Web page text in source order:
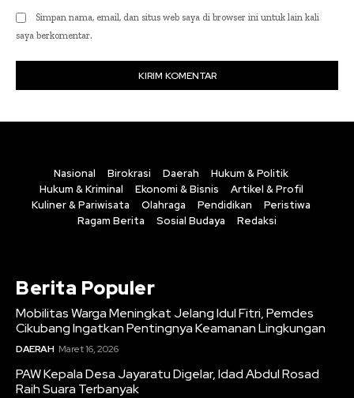
Simpan nama, email, dan situs web saya di browser ini untuk lain kali
saya berkomentar.
Nasional Birokrasi Daerah
Hukum & Politik
Hukum & Kriminal
Ekonomi & Bisnis
Artikel & Profil
Kuliner & Pariwisata
Olahraga Pendidikan
Peristiwa
Ragam Berita
Sosial Budaya Redaksi
Berita Populer
Mobilitas Warga Meningkat Jelang Idul Fitri, Pemdes
Cikubang Ingatkan Pentingnya Keamanan Lingkungan
DAERAH Maret 16, 2026
PAW Kepala Desa Jayaratu Digelar, Idad Abdul Rosad
Raih Suara Terbanyak